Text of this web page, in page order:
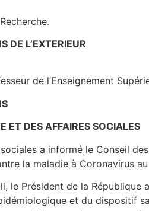
DE L’EXTERIEUR
de l’Enseignement
ET DES AFFAIRES SOCIALES
a informé le Conseil
la maladie à Coronavirus
le Président de la
et du dispositif